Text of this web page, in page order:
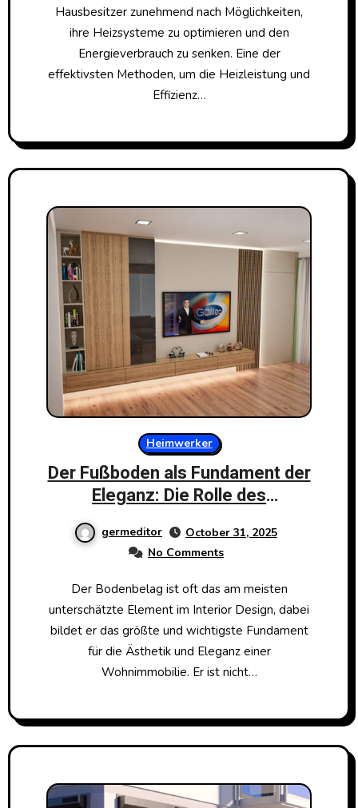
Hausbesitzer zunehmend nach Möglichkeiten,
ihre Heizsysteme zu optimieren und den
Energieverbrauch zu senken. Eine der
effektivsten Methoden, um die Heizleistung und
Effizienz…
Heimwerker
Der Fußboden als Fundament der
Eleganz: Die Rolle des
Wohnraumdesign
germeditor
October 31, 2025
No Comments
Der Bodenbelag ist oft das am meisten
unterschätzte Element im Interior Design, dabei
bildet er das größte und wichtigste Fundament
für die Ästhetik und Eleganz einer
Wohnimmobilie. Er ist nicht…